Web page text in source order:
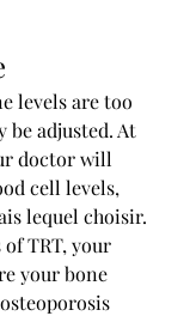
levels are too
be adjusted. At
doctor will
cell levels,
lequel choisir.
TRT, your
your bone